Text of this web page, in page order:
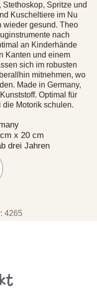
Stethoskop, Spritze und
Kuscheltiere im Nu
wieder gesund. Theo
nach
an Kinderhände
Kanten und einem
sich im robusten
mitnehmen, wo
Made in Germany,
Optimal für
Motorik schulen.
x 20 cm
drei Jahren
4265